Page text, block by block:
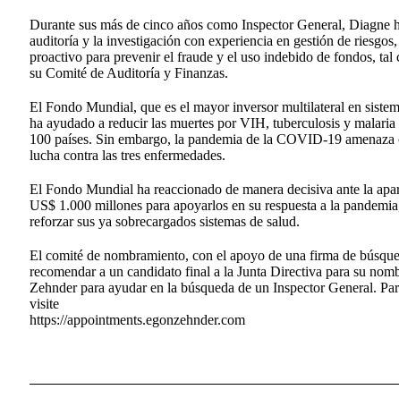
Durante sus más de cinco años como Inspector General,
auditoría y la investigación con experiencia en gestión de
proactivo para prevenir el fraude y el uso indebido de fondos,
su Comité de Auditoría y Finanzas.
El Fondo Mundial, que es el mayor inversor multilateral en
ha ayudado a reducir las muertes por VIH, tuberculosis y
100 países. Sin embargo, la pandemia de la COVID-19
lucha contra las tres enfermedades.
El Fondo Mundial ha reaccionado de manera decisiva ante la
US$ 1.000 millones para apoyarlos en su respuesta a la
reforzar sus ya sobrecargados sistemas de salud.
El comité de nombramiento, con el apoyo de una firma de
recomendar a un candidato final a la Junta Directiva para su
Zehnder para ayudar en la búsqueda de un Inspector General.
visite
https://appointments.egonzehnder.com